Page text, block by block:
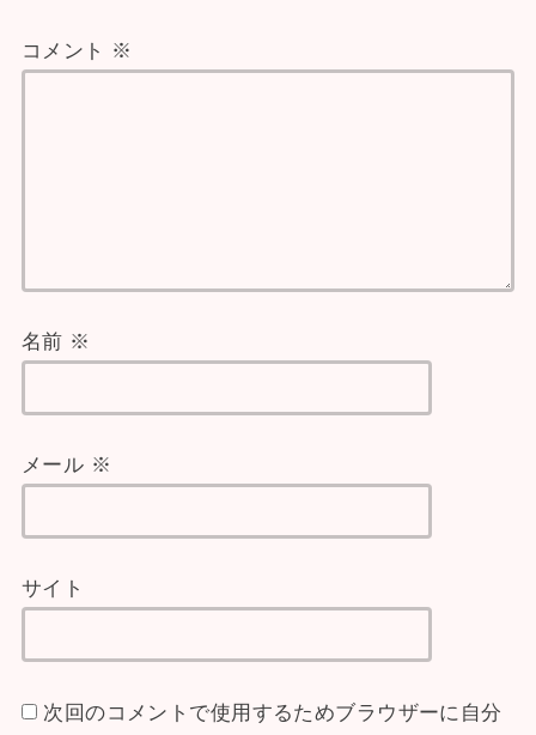
コメント ※
名前 ※
メール ※
サイト
次回のコメントで使用するためブラウザーに自分